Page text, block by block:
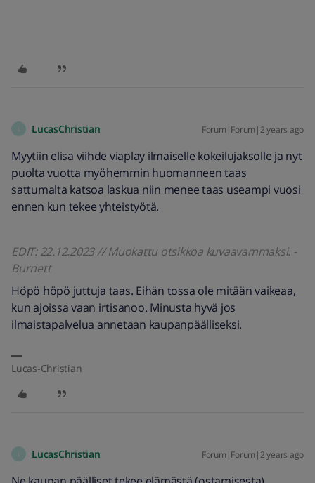
LucasChristian Forum|Forum|2 years ago
Myytiin elisa viihde viaplay ilmaiselle kokeilujaksolle ja nyt
puolta vuotta myöhemmin huomanneen taas
sattumalta katsoa laskua niin menee taas useampi vuosi
ennen kun tekee yhteistyötä.
EDIT: 22.12.2023 // Muokattu otsikkoa kuvaavammaksi. -
Burnett
Höpö höpö juttuja taas. Eihän tossa ole mitään vaikeaa,
kun ajoissa vaan irtisanoo. Minusta hyvä jos
ilmaistapalvelua annetaan kaupanpäälliseksi.
Lucas-Christian
LucasChristian Forum|Forum|2 years ago